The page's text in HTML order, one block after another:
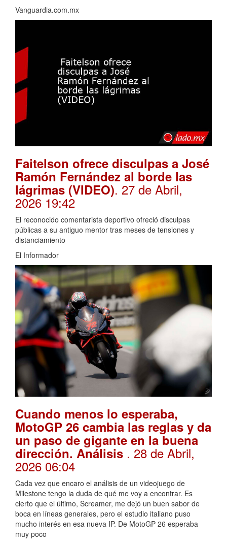
Vanguardia.com.mx
Faitelson ofrece disculpas a José
Ramón Fernández al borde las
lágrimas (VIDEO). 27 de Abril,
2026 19:42
El reconocido comentarista deportivo ofreció disculpas
públicas a su antiguo mentor tras meses de tensiones y
distanciamiento
El Informador
Cuando menos lo esperaba,
MotoGP 26 cambia las reglas y da
un paso de gigante en la buena
dirección. Análisis . 28 de Abril,
2026 06:04
Cada vez que encaro el análisis de un videojuego de
Milestone tengo la duda de qué me voy a encontrar. Es
cierto que el último, Screamer, me dejó un buen sabor de
boca en líneas generales, pero el estudio italiano puso
mucho interés en esa nueva IP. De MotoGP 26 esperaba
muy poco